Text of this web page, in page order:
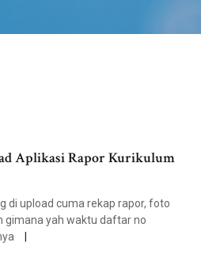
Aplikasi Rapor Kurikulum
di upload cuma rekap rapor, foto
gimana yah waktu daftar no